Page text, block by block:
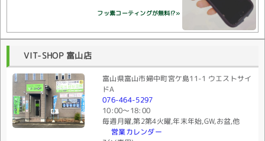
フッ素コーティングが無料!?»
VIT-SHOP 富山店
富山県富山市婦中町宮ケ島11-1 ウエストサイ
ドA
076-464-5297
10:00〜18:00
毎週月曜,第2第4火曜,年末年始,GW,お盆,他
営業カレンダー